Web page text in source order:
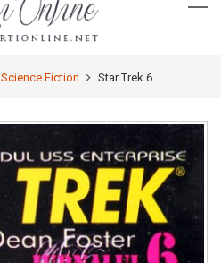
Science Fiction Star Trek 6